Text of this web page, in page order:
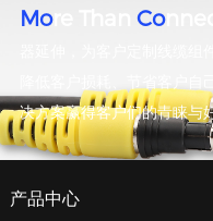
More Than Co
决方案赢得客户们的青睐与
产品中心